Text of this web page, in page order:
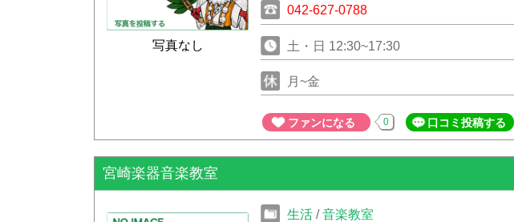
写真なし
042-627-0788
土・日 12:30~17:30
月~金
ファンになる 0 口コミ投稿する
宮崎楽器音楽教室
生活 /音楽教室